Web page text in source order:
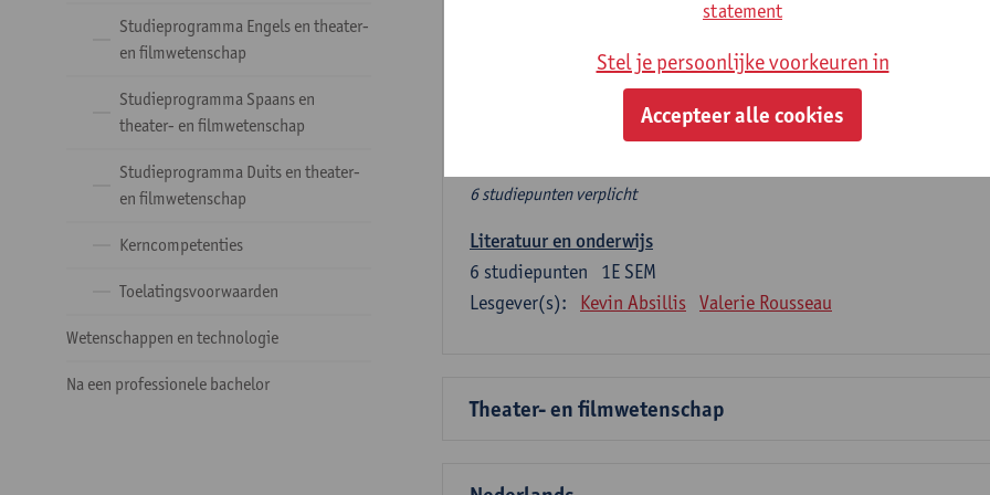
Studieprogramma Engels en theater-
en filmwetenschap
Studieprogramma Spaans en
theater- en filmwetenschap
Studieprogramma Duits en theater-
en filmwetenschap
Kerncompetenties
Toelatingsvoorwaarden
Wetenschappen en technologie
Na een professionele bachelor
Verplicht algemeen opleidingsonderdeel
Deze 6 verplichte studiepunten tellen mee in de
6 studiepunten verplicht
Literatuur en onderwijs
1E SEM
6 studiepunten
Lesgever(s):
Kevin Absillis Valerie Rousseau
Theater- en filmwetenschap
statement
Stel je persoonlijke voorkeuren in
Accepteer alle cookies